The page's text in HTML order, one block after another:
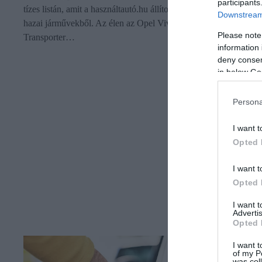
Please
information
deny
in below
I want
Opted
I want
Opted
I want
Opted
I want
of my
tízes listán, amit a használtautó.hu állított össze a legszívósabb
hazai járművekből. Az élen az Opel Vivaro végzett a VW
Transporter…